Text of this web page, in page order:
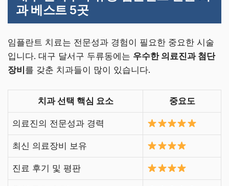
과 베스트 5곳
임플란트 치료는 전문성과 경험이 필요한 중요한 시술
입니다. 대구 달서구 두류동에는 우수한 의료진과 첨단
장비를 갖춘 치과들이 많이 있습니다.
치과 선택 핵심 요소 중요도
의료진의 전문성과 경력
최신 의료장비 보유
진료 후기 및 평판